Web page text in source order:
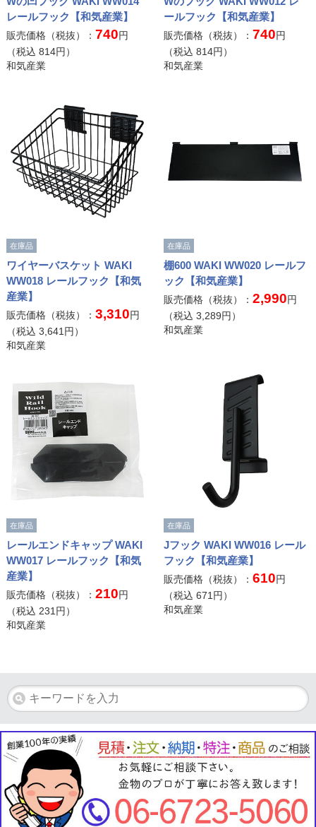
レールフック【和気産業】
販売価格（税抜）： 740円
（税込 814円）
和気産業
ールフック【和気産業】
販売価格（税抜）：740円
（税込814円）
和気産業
在庫品
ワイヤーバスケット WAKI
WW018 レールフック【和気
産業】
販売価格（税抜）： 3,310円
（税込 3,641 円）
和気産業
在庫品
棚600 WAKI WW020 レールフ
ック【和気産業】
販売価格（税抜）：2,990円
（税込3,289円）
和気産業
在庫品
レールエンドキャップ WAKI
WW017 レールフック【和気
産業】
販売価格（税抜）： 210円
（税込 231円）
和気産業
在庫品
Jフック WAKI WW016 レール
フック【和気産業】
販売価格（税抜）：610円
（税込671円）
和気産業